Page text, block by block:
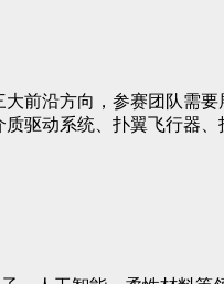
前沿方向，参赛团队需
驱动系统、扑翼飞行器